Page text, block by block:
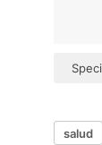
salud